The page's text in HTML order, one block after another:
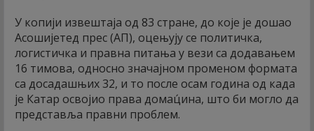
У копији извештаја од 83 стране, до које је дошао
Асошијетед прес (АП), оцењују се политичка,
логистичка и правна питања у вези са додавањем
16 тимова, односно значајном променом формата
са досадашњих 32, и то после осам година од када
је Катар освојио права домац́ина, што би могло да
представља правни проблем.